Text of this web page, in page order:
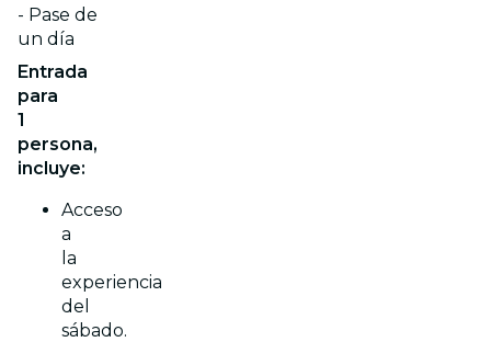
- Pase de
un día
Entrada
para
1
persona,
incluye:
Acceso
a
la
experiencia
del
sábado.